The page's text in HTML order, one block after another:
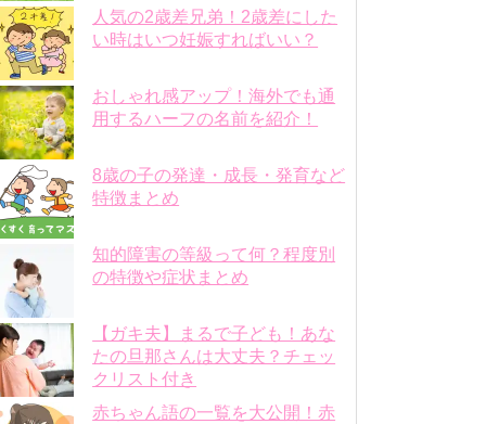
人気の2歳差兄弟！2歳差にした
い時はいつ妊娠すればいい？
おしゃれ感アップ！海外でも通
用するハーフの名前を紹介！
8歳の子の発達・成長・発育など
特徴まとめ
知的障害の等級って何？程度別
の特徴や症状まとめ
【ガキ夫】まるで子ども！あな
たの旦那さんは大丈夫？チェッ
クリスト付き
赤ちゃん語の一覧を大公開！赤